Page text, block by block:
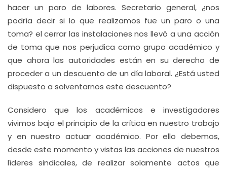
hacer un paro de labores. Secretario general, ¿nos
podría decir si lo que realizamos fue un paro o una
toma? el cerrar las instalaciones nos llevó a una acción
de toma que nos perjudica como grupo académico y
que ahora las autoridades están en su derecho de
proceder a un descuento de un día laboral. ¿Está usted
dispuesto a solventarnos este descuento?
Considero que los académicos e investigadores
vivimos bajo el principio de la crítica en nuestro trabajo
y en nuestro actuar académico. Por ello debemos,
desde este momento y vistas las acciones de nuestros
líderes sindicales, de realizar solamente actos que